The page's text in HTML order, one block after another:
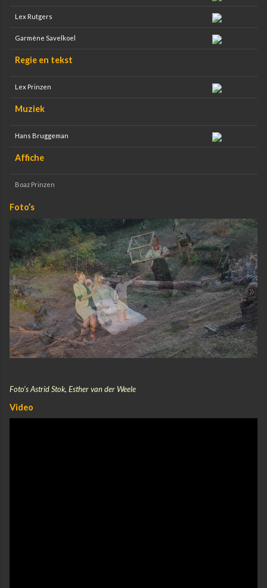
Lex Rutgers
Garmène Savelkoel
Regie en tekst
Lex Prinzen
Muziek
Hans Bruggeman
Affiche
Boaz Prinzen
Foto’s
« »
Foto’s Astrid Stok, Esther van der Weele
Video